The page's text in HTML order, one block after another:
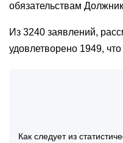
обязательствам
Из 3240 заявлений,
удовлетворено 1949,
Как следует из